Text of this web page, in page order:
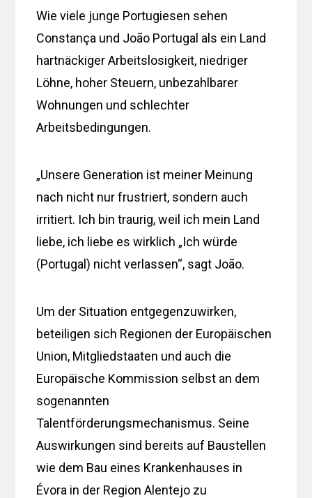
Wie viele junge Portugiesen sehen
Constança und João Portugal als ein Land
hartnäckiger Arbeitslosigkeit, niedriger
Löhne, hoher Steuern, unbezahlbarer
Wohnungen und schlechter
Arbeitsbedingungen.
„Unsere Generation ist meiner Meinung
nach nicht nur frustriert, sondern auch
irritiert. Ich bin traurig, weil ich mein Land
liebe, ich liebe es wirklich „Ich würde
(Portugal) nicht verlassen“, sagt João.
Um der Situation entgegenzuwirken,
beteiligen sich Regionen der Europäischen
Union, Mitgliedstaaten und auch die
Europäische Kommission selbst an dem
sogenannten
Talentförderungsmechanismus. Seine
Auswirkungen sind bereits auf Baustellen
wie dem Bau eines Krankenhauses in
Évora in der Region Alentejo zu